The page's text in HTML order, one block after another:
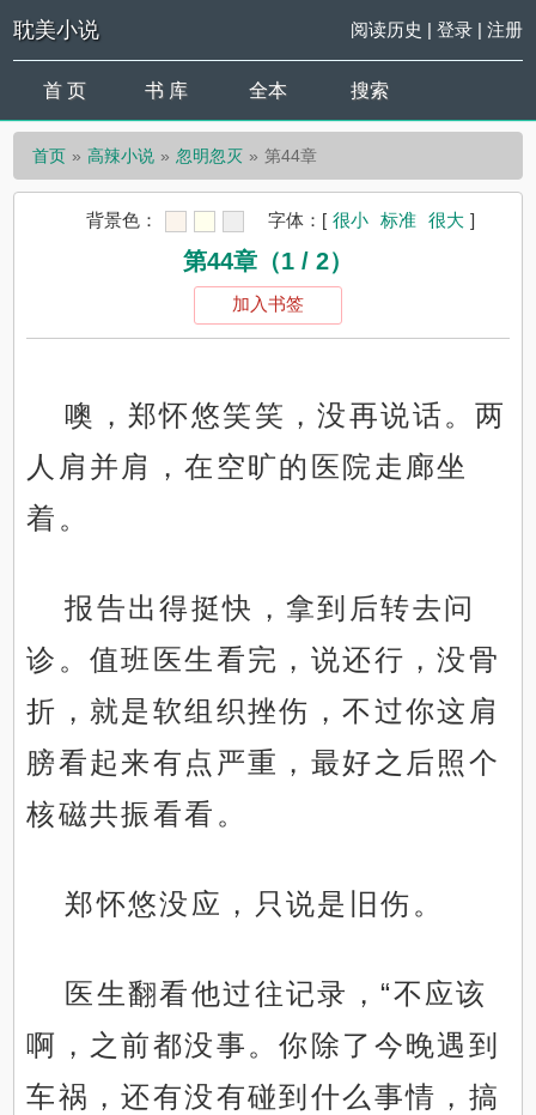
耽美小说 阅读历史 | 登录| 注册
首 页 书 库 全本 搜索
首页 高辣小说 忽明忽灭 第44章
背景色： 字体： [ 很小 标准 很大 ]
第44章（1 / 2）
加入书签
噢，郑怀悠笑笑，没再说话。两
人肩并肩，在空旷的医院走廊坐
着。
报告出得挺快，拿到后转去问
诊。值班医生看完，说还行，没骨
折，就是软组织挫伤，不过你这肩
膀看起来有点严重，最好之后照个
核磁共振看看。
郑怀悠没应，只说是旧伤。
医生翻看他过往记录，“不应该
啊，之前都没事。你除了今晚遇到
车祸，还有没有碰到什么事情，搞